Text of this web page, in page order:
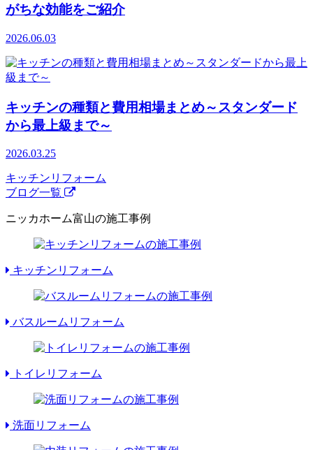
がちな効能をご紹介
2026.06.03
キッチンの種類と費用相場まとめ～スタンダード
から最上級まで～
2026.03.25
キッチンリフォーム
ブログ一覧
ニッカホーム富山の施工事例
キッチンリフォーム
バスルームリフォーム
トイレリフォーム
洗面リフォーム